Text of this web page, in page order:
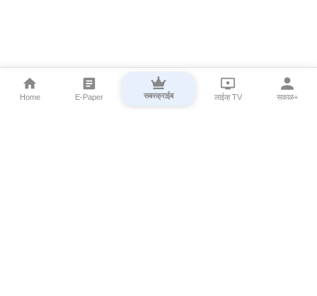
Home E-Paper सबस्क्राईब लाईव्ह TV सकाळ+